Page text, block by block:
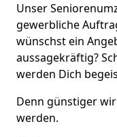
Unser
gewerbliche
wünschst ein
aussagekräftig?
werden Dich
Denn günstiger
werden.